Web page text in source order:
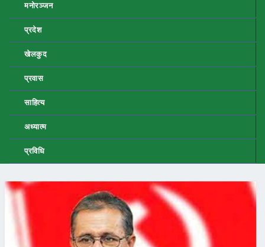
मनोरञ्जन
प्रदेश
खेलकुद
प्रवास
साहित्य
अध्यात्म
प्रविधि